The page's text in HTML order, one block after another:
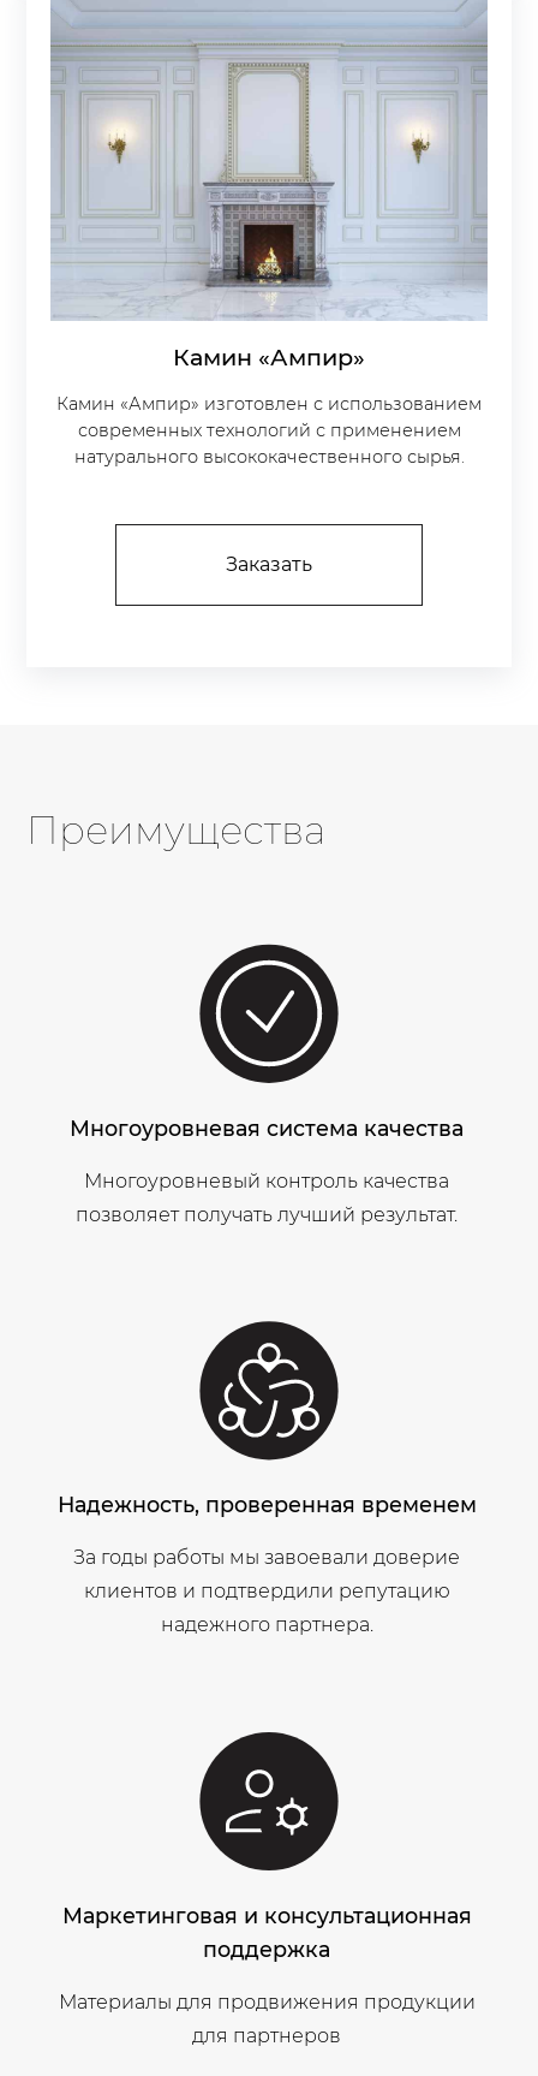
Камин «Ампир»
Камин «Ампир» изготовлен с использованием
современных технологий с применением
натурального высококачественного сырья.
Заказать
Преимущества
Многоуровневая система качества
Многоуровневый контроль качества
позволяет получать лучший результат.
Надежность, проверенная временем
За годы работы мы завоевали доверие
клиентов и подтвердили репутацию
надежного партнера.
Маркетинговая и консультационная
поддержка
Материалы для продвижения продукции
для партнеров